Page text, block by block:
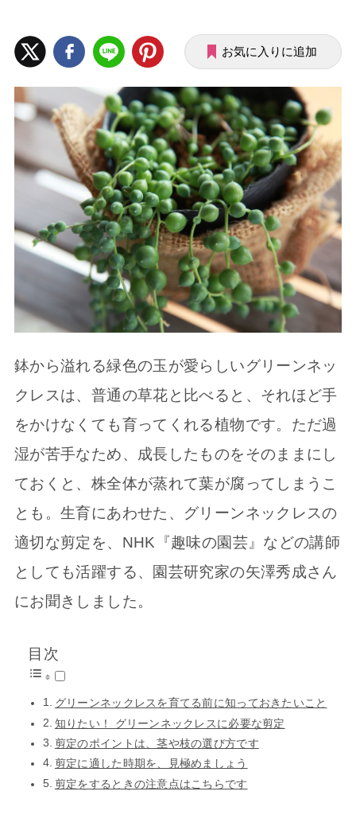
お気に入りに追加
鉢から溢れる緑色の玉が愛らしいグリーンネッ
クレスは、普通の草花と比べると、それほど手
をかけなくても育ってくれる植物です。ただ過
湿が苦手なため、成長したものをそのままにし
ておくと、株全体が蒸れて葉が腐ってしまうこ
とも。生育にあわせた、グリーンネックレスの
適切な剪定を、NHK『趣味の園芸』などの講師
としても活躍する、園芸研究家の矢澤秀成さん
にお聞きしました。
目次
グリーンネックレスを育てる前に知っておきたいこと
知りたい！ グリーンネックレスに必要な剪定
剪定のポイントは、茎や枝の選び方です
剪定に適した時期を、見極めましょう
剪定をするときの注意点はこちらです